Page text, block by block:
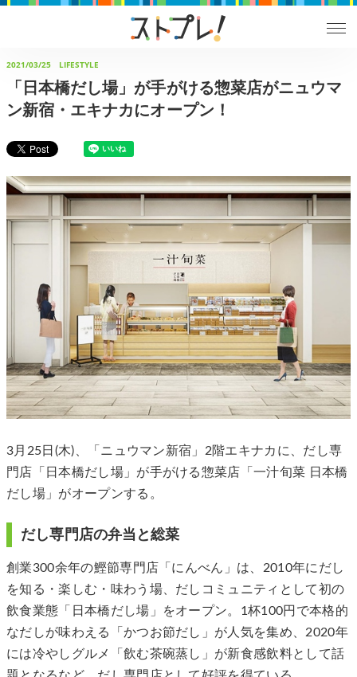
2021/03/25 LIFESTYLE
「日本橋だし場」が手がける惣菜店がニュウマ
ン新宿・エキナカにオープン！
3月25日(木)、「ニュウマン新宿」2階エキナカに、だし専
門店「日本橋だし場」が手がける惣菜店「一汁旬菜 日本橋
だし場」がオープンする。
だし専門店の弁当と総菜
創業300余年の鰹節専門店「にんべん」は、2010年にだし
を知る・楽しむ・味わう場、だしコミュニティとして初の
飲食業態「日本橋だし場」をオープン。1杯100円で本格的
なだしが味わえる「かつお節だし」が人気を集め、2020年
には冷やしグルメ「飲む茶碗蒸し」が新食感飲料として話